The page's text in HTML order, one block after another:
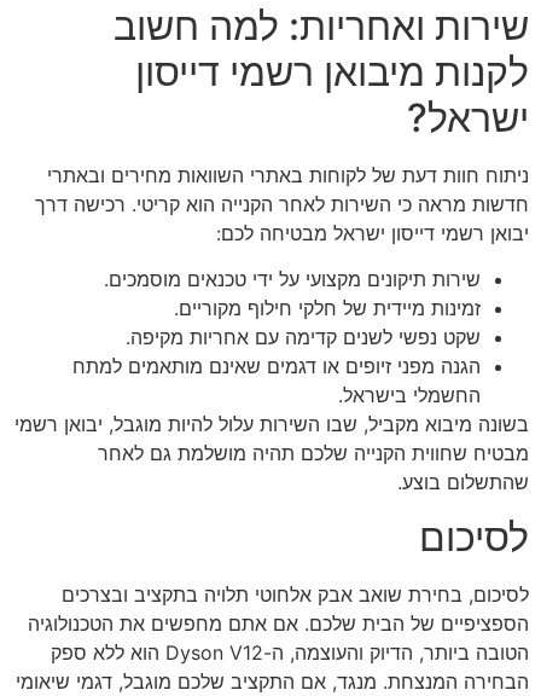
שירות ואחריות: למה חשוב
לקנות מיבואן רשמי דייסון
ישראל?
ניתוח חוות דעת של לקוחות באתרי השוואות מחירים ובאתרי
חדשות מראה כי השירות לאחר הקנייה הוא קריטי. רכישה דרך
יבואן רשמי דייסון ישראל מבטיחה לכם:
שירות תיקונים מקצועי על ידי טכנאים מוסמכים.
זמינות מיידית של חלקי חילוף מקוריים.
שקט נפשי לשנים קדימה עם אחריות מקיפה.
הגנה מפני זיופים או דגמים שאינם מותאמים למתח
החשמלי בישראל.
בשונה מיבוא מקביל, שבו השירות עלול להיות מוגבל, יבואן רשמי
מבטיח שחווית הקנייה שלכם תהיה מושלמת גם לאחר
שהתשלום בוצע.
לסיכום
לסיכום, בחירת שואב אבק אלחוטי תלויה בתקציב ובצרכים
הספציפיים של הבית שלכם. אם אתם מחפשים את הטכנולוגיה
הטובה ביותר, הדיוק והעוצמה, ה-Dyson V12 הוא ללא ספק
הבחירה המנצחת. מנגד, אם התקציב שלכם מוגבל, דגמי שיאומי